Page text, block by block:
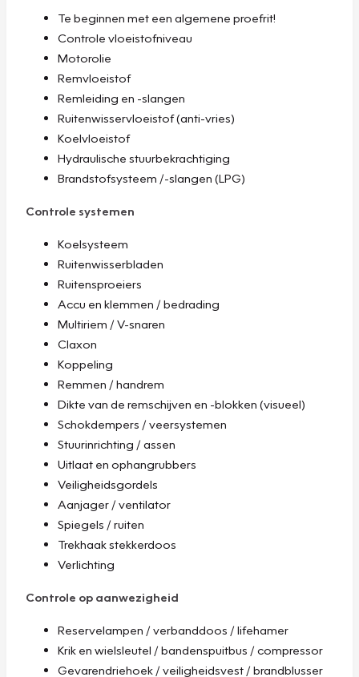
Te beginnen met een algemene proefrit!
Controle vloeistofniveau
Motorolie
Remvloeistof
Remleiding en -slangen
Ruitenwisservloeistof (anti-vries)
Koelvloeistof
Hydraulische stuurbekrachtiging
Brandstofsysteem /-slangen (LPG)
Controle systemen
Koelsysteem
Ruitenwisserbladen
Ruitensproeiers
Accu en klemmen / bedrading
Multiriem / V-snaren
Claxon
Koppeling
Remmen / handrem
Dikte van de remschijven en -blokken (visueel)
Schokdempers / veersystemen
Stuurinrichting / assen
Uitlaat en ophangrubbers
Veiligheidsgordels
Aanjager / ventilator
Spiegels / ruiten
Trekhaak stekkerdoos
Verlichting
Controle op aanwezigheid
Reservelampen / verbanddoos / lifehamer
Krik en wielsleutel / bandenspuitbus / compressor
Gevarendriehoek / veiligheidsvest / brandblusser